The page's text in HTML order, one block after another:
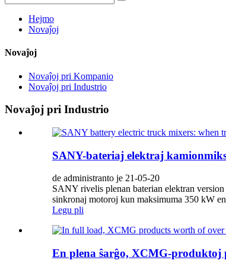
Hejmo
Novaĵoj
Novaĵoj
Novaĵoj pri Kompanio
Novaĵoj pri Industrio
Novaĵoj pri Industrio
SANY-bateriaj elektraj
de administranto je 21-05-20
SANY rivelis plenan baterian elektran
sinkronaj motoroj kun maksimuma 350 kW
Legu pli
En plena ŝarĝo, XCMG-